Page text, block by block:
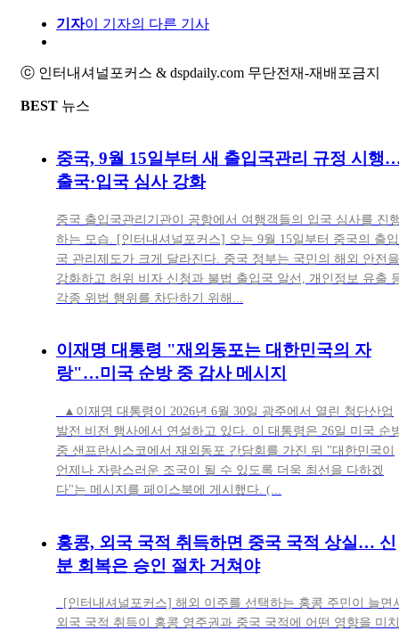
기자이 기자의 다른 기사
ⓒ 인터내셔널포커스 & dspdaily.com 무단전재-재배포금지
BEST 뉴스
중국, 9월 15일부터 새 출입국관리 규정 시행
출국·입국 심사 강화
중국 출입국관리기관이 공항에서 여행객들의 입국 심사를 진
하는 모습. [인터내셔널포커스] 오는 9월 15일부터 중국의 출입
국 관리제도가 크게 달라진다. 중국 정부는 국민의 해외 안전을
강화하고 허위 비자 신청과 불법 출입국 알선, 개인정보 유출
각종 위법 행위를 차단하기 위해...
이재명 대통령 "재외동포는 대한민국의 자
랑"…미국 순방 중 감사 메시지
▲이재명 대통령이 2026년 6월 30일 광주에서 열린 첨단산업
발전 비전 행사에서 연설하고 있다. 이 대통령은 26일 미국 순
중 샌프란시스코에서 재외동포 간담회를 가진 뒤 "대한민국이
언제나 자랑스러운 조국이 될 수 있도록 더욱 최선을 다하겠
다"는 메시지를 페이스북에 게시했다. (...
홍콩, 외국 국적 취득하면 중국 국적 상실… 신
분 회복은 승인 절차 거쳐야
[인터내셔널포커스] 해외 이주를 선택하는 홍콩 주민이 늘면
외국 국적 취득이 홍콩 영주권과 중국 국적에 어떤 영향을 미치